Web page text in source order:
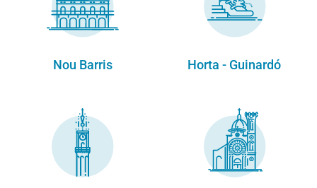
Nou Barris Horta - Guinardó